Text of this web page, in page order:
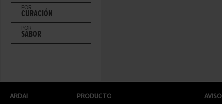
POR
CURACIÓN
POR
SABOR
ARDAI
PRODUCTO